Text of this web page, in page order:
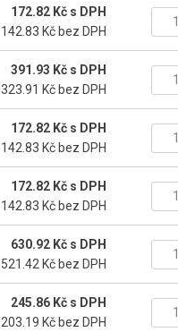
172.82 Kč s DPH
142.83 Kč bez DPH
391.93 Kč s DPH
323.91 Kč bez DPH
172.82 Kč s DPH
142.83 Kč bez DPH
172.82 Kč s DPH
142.83 Kč bez DPH
630.92 Kč s DPH
521.42 Kč bez DPH
245.86 Kč s DPH
203.19 Kč bez DPH